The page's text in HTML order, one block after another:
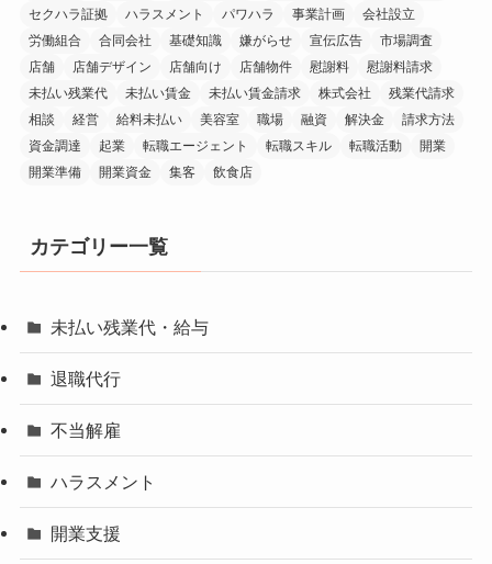
セクハラ証拠
ハラスメント パワハラ 事業計画
会社設立
労働組合
合同会社 基礎知識 嫌がらせ 宣伝広告
市場調査
店舗
店舗デザイン 店舗向け 店舗物件 慰謝料
慰謝料請求
未払い残業代
未払い賃金 未払い賃金請求 株式会社
残業代請求
相談
経営 給料未払い 美容室 職場 融資 解決金
請求方法
資金調達
起業 転職エージェント 転職スキル 転職活動
開業
開業準備
開業資金 集客 飲食店
カテゴリー一覧
未払い残業代・給与
退職代行
不当解雇
ハラスメント
開業支援